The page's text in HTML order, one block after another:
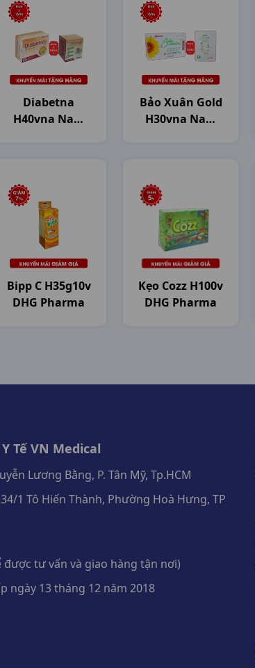
Diabetna
H40vna Nam
Bảo Xuân Gold
H30vna Nam
Bipp C H35g10v
DHG Pharma
Kẹo Cozz H100v
DHG Pharma
Tế VN Medical
Lương Bằng, P. Tân Mỹ, Tp.HCM
1 Tô Hiến Thành, Phường Hoà Hưng, TP
được tư vấn và giao hàng tận nơi)
ngày 13 tháng 12 năm 2018